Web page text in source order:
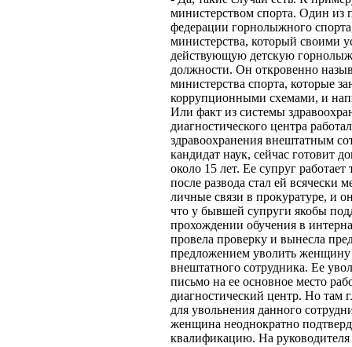
министерством спорта. Один из
федерации горнолыжного
министерства, который своими
действующую детскую
должности. Он откровенно
министерства спорта, которые
коррупционными схемами, и
Или факт из системы
диагностического центра
здравоохранения внештатным
кандидат наук, сейчас готовит
около 15 лет. Ее супруг
после развода стал ей всячески
личные связи в прокуратуре, и
что у бывшей супруги якобы
прохождении обучения в
провела проверку и вынесла
предложением уволить
внештатного сотрудника. Ее
письмо на ее основное место
диагностический центр. Но там
для увольнения данного
женщина неоднократно
квалификацию. На руководителя